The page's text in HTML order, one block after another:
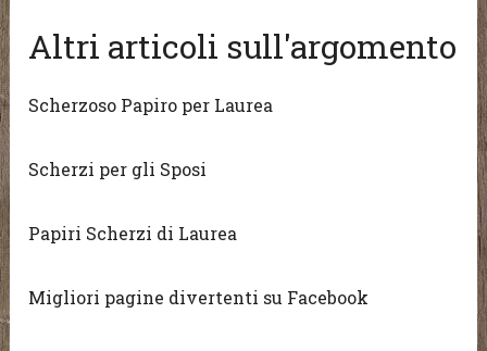
Altri articoli sull'argomento
Scherzoso Papiro per Laurea
Scherzi per gli Sposi
Papiri Scherzi di Laurea
Migliori pagine divertenti su Facebook